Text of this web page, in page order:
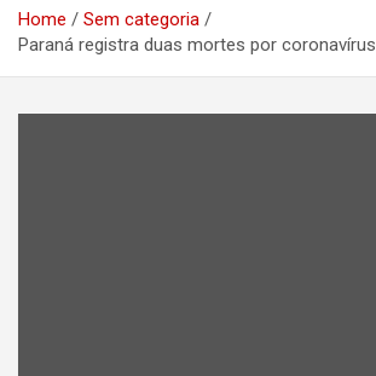
Home
Sem categoria
Paraná registra duas mortes por coronavírus